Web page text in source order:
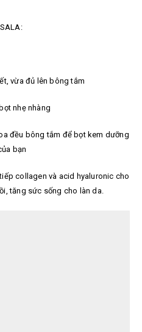
vừa đủ lên bông tắm
nhẹ nhàng
đều bông tắm để bọt kem dưỡng
bạn
collagen và acid hyaluronic cho
tăng sức sống cho làn da.